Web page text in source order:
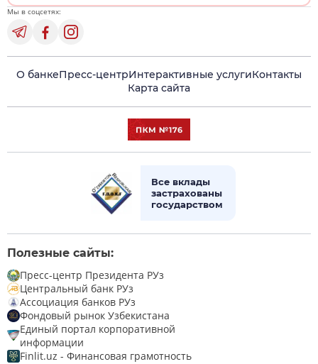
Мы в соцсетях:
О банкеПресс-центрИнтерактивные услугиКонтакты
Карта сайта
Все вклады
застрахованы
государством
Полезные сайты:
Пресс-центр Президента РУз
Центральный банк РУз
Ассоциация банков РУз
Фондовый рынок Узбекистана
Единый портал корпоративной
информации
Finlit.uz - Финансовая грамотность